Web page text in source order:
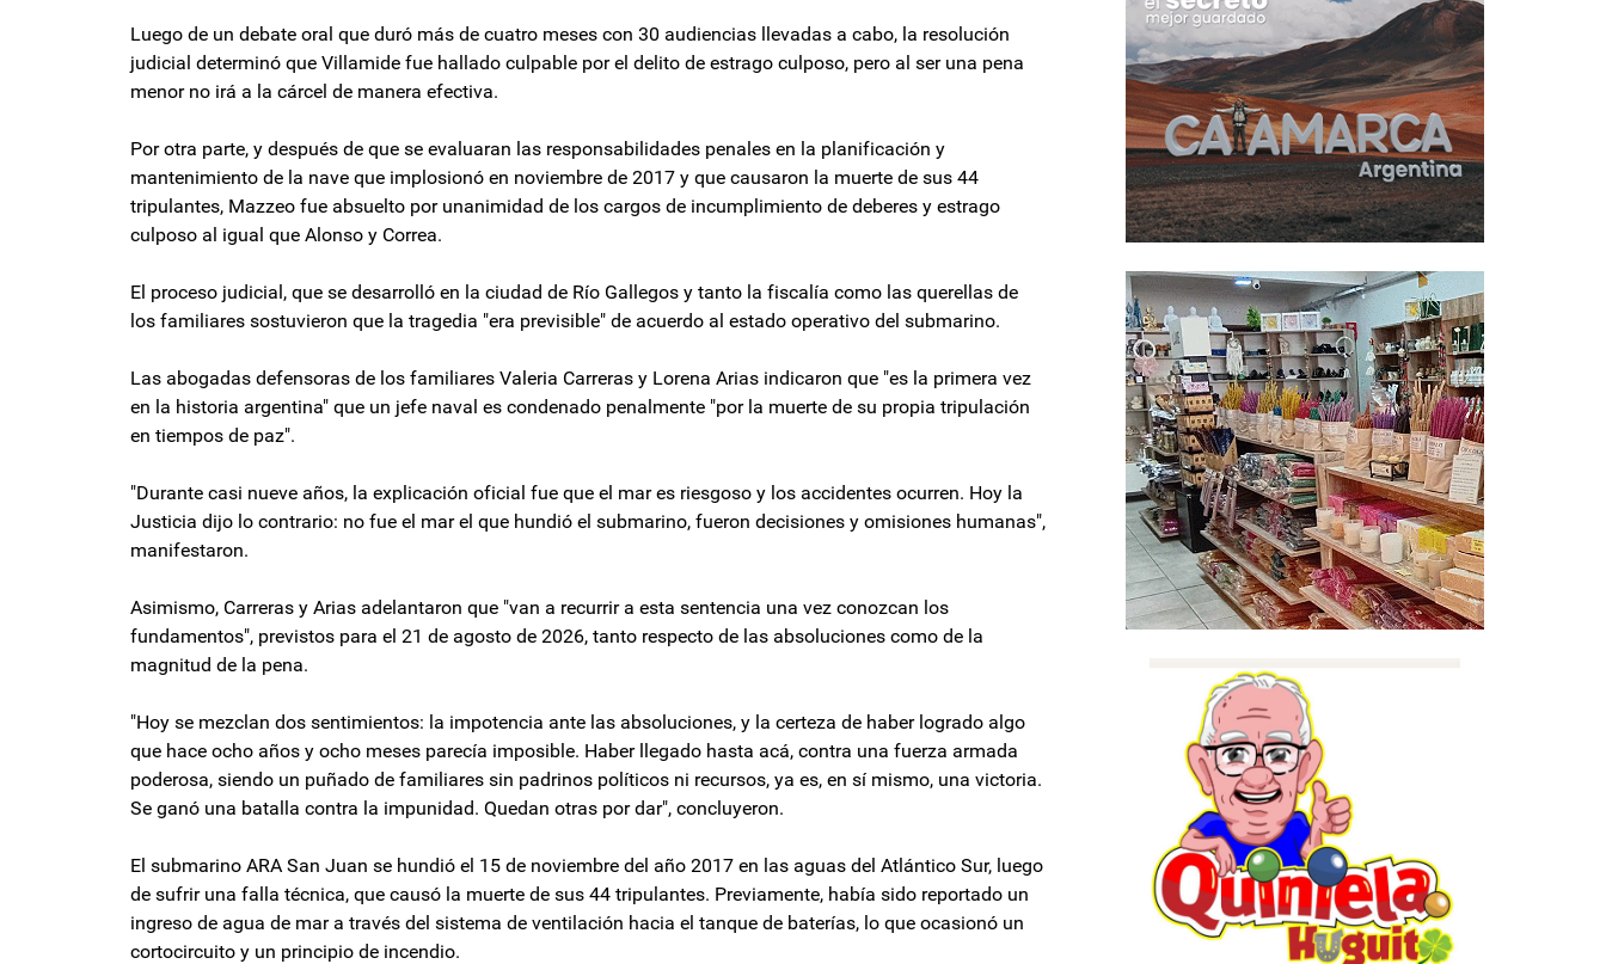
Luego de un debate oral que duró más de cuatro meses con 30 audiencias llevadas a cabo, la resolución
judicial determinó que Villamide fue hallado culpable por el delito de estrago culposo, pero al ser una pena
menor no irá a la cárcel de manera efectiva.
Por otra parte, y después de que se evaluaran las responsabilidades penales en la planificación y
mantenimiento de la nave que implosionó en noviembre de 2017 y que causaron la muerte de sus 44
tripulantes, Mazzeo fue absuelto por unanimidad de los cargos de incumplimiento de deberes y estrago
culposo al igual que Alonso y Correa.
El proceso judicial, que se desarrolló en la ciudad de Río Gallegos y tanto la fiscalía como las querellas de
los familiares sostuvieron que la tragedia "era previsible" de acuerdo al estado operativo del submarino.
Las abogadas defensoras de los familiares Valeria Carreras y Lorena Arias indicaron que "es la primera vez
en la historia argentina" que un jefe naval es condenado penalmente "por la muerte de su propia tripulación
en tiempos de paz".
"Durante casi nueve años, la explicación oficial fue que el mar es riesgoso y los accidentes ocurren. Hoy la
Justicia dijo lo contrario: no fue el mar el que hundió el submarino, fueron decisiones y omisiones humanas",
manifestaron.
Asimismo, Carreras y Arias adelantaron que "van a recurrir a esta sentencia una vez conozcan los
fundamentos", previstos para el 21 de agosto de 2026, tanto respecto de las absoluciones como de la
magnitud de la pena.
"Hoy se mezclan dos sentimientos: la impotencia ante las absoluciones, y la certeza de haber logrado algo
que hace ocho años y ocho meses parecía imposible. Haber llegado hasta acá, contra una fuerza armada
poderosa, siendo un puñado de familiares sin padrinos políticos ni recursos, ya es, en sí mismo, una victoria.
Se ganó una batalla contra la impunidad. Quedan otras por dar", concluyeron.
El submarino ARA San Juan se hundió el 15 de noviembre del año 2017 en las aguas del Atlántico Sur, luego
de sufrir una falla técnica, que causó la muerte de sus 44 tripulantes. Previamente, había sido reportado un
ingreso de agua de mar a través del sistema de ventilación hacia el tanque de baterías, lo que ocasionó un
cortocircuito y un principio de incendio.